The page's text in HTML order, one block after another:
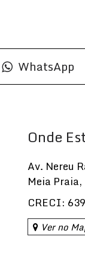
WhatsApp
Onde
Av. Nereu
Meia Praia,
CRECI:
Ver no